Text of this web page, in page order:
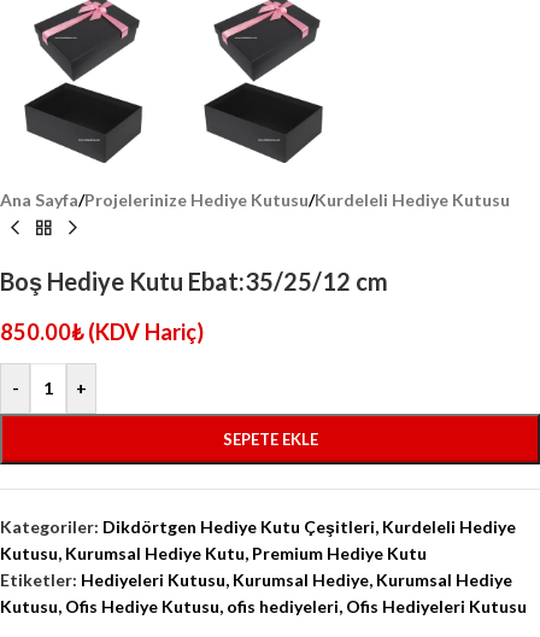
Ana Sayfa/Projelerinize Hediye Kutusu/Kurdeleli Hediye Kutusu
Boş Hediye Kutu Ebat:35/25/12 cm
850.00₺ (KDV Hariç)
- +
SEPETE EKLE
Kategoriler: Dikdörtgen Hediye Kutu Çeşitleri, Kurdeleli Hediye
Kutusu, Kurumsal Hediye Kutu, Premium Hediye Kutu
Etiketler: Hediyeleri Kutusu, Kurumsal Hediye, Kurumsal Hediye
Kutusu, Ofis Hediye Kutusu, ofis hediyeleri, Ofis Hediyeleri Kutusu